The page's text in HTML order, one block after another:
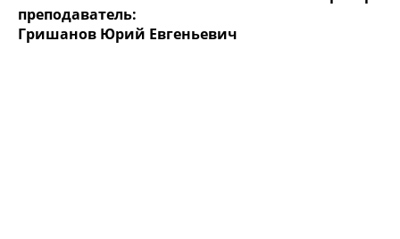
преподаватель:
Гришанов Юрий Евгеньевич